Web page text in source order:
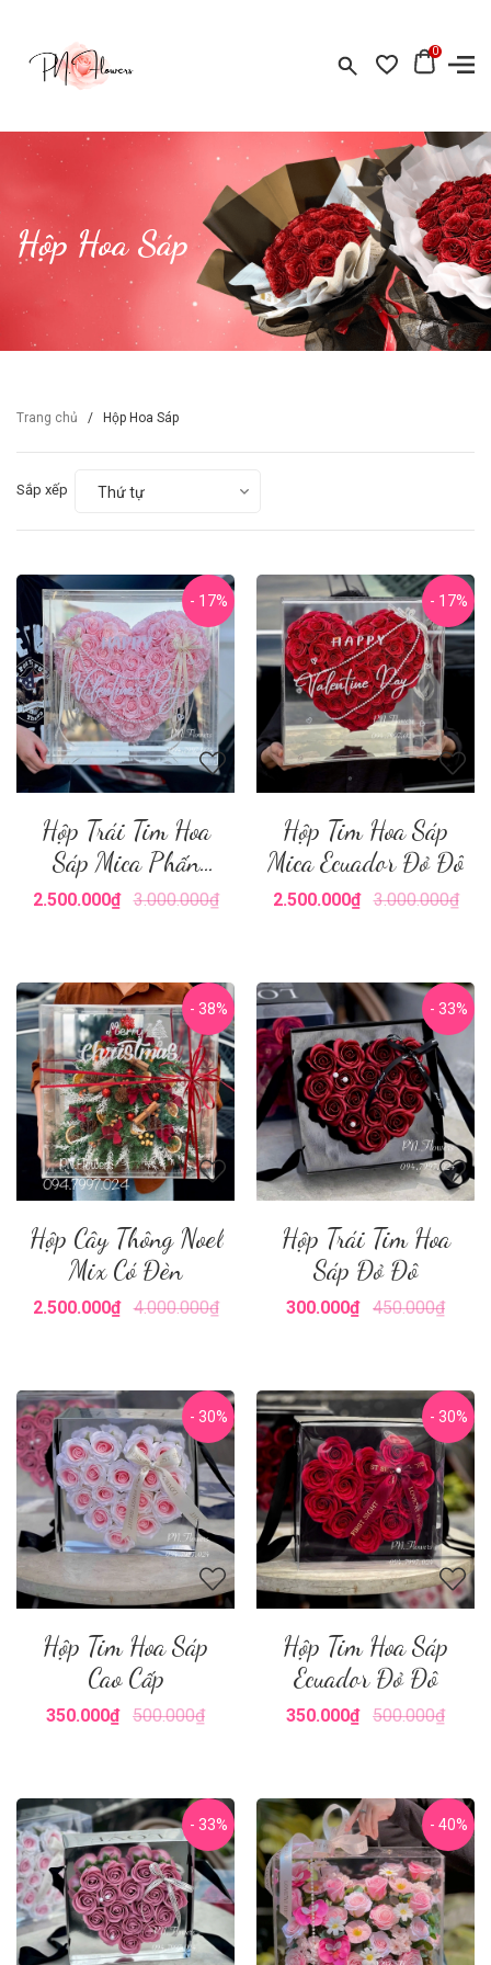
0
Hộp Hoa Sáp
Trang chủ / Hộp Hoa Sáp
Sắp xếp Thứ tự
- 17%
Hộp Trái Tim Hoa
Sáp Mica Phấn
Nhạt
2.500.000₫ 3.000.000₫
- 17%
Hộp Tim Hoa Sáp
Mica Ecuador Đỏ Đô
2.500.000₫ 3.000.000₫
- 38%
Hộp Cây Thông Noel
Mix Có Đèn
2.500.000₫ 4.000.000₫
- 33%
Hộp Trái Tim Hoa
Sáp Đỏ Đô
300.000₫ 450.000₫
- 30%
Hộp Tim Hoa Sáp
Cao Cấp
350.000₫ 500.000₫
- 30%
Hộp Tim Hoa Sáp
Ecuador Đỏ Đô
350.000₫ 500.000₫
- 33% - 40%